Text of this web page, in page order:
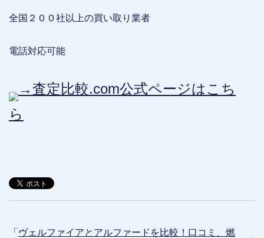
全国２００社以上の買い取り業者
電話対応可能
→査定比較.com公式ページはこち
ら
「 ヴェルファイアとアルファードを比較！口コミ、燃